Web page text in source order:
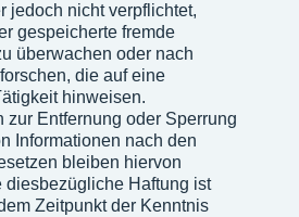
jedoch nicht verpflichtet,
gespeicherte fremde
überwachen oder nach
die auf eine
hinweisen.
zur Entfernung oder Sperrung
Informationen nach den
bleiben hiervon
diesbezügliche Haftung ist
Zeitpunkt der Kenntnis